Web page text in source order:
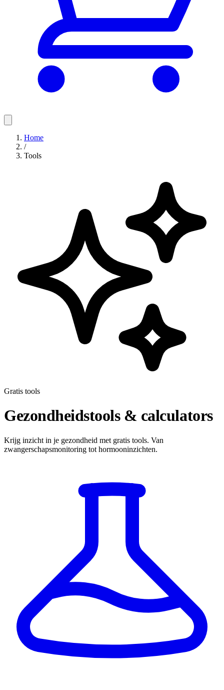
Home
/
Tools
Gratis tools
Gezondheidstools & calculators
Krijg inzicht in je gezondheid met gratis tools. Van
zwangerschapsmonitoring tot hormooninzichten.